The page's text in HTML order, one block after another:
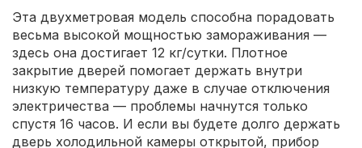
Эта двухметровая модель способна порадовать
весьма высокой мощностью замораживания —
здесь она достигает 12 кг/сутки. Плотное
закрытие дверей помогает держать внутри
низкую температуру даже в случае отключения
электричества — проблемы начнутся только
спустя 16 часов. И если вы будете долго держать
дверь холодильной камеры открытой, прибор